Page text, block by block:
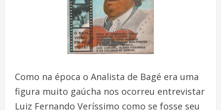
Como na época o Analista de Bagé era uma
figura muito gaúcha nos ocorreu entrevistar
Luiz Fernando Veríssimo como se fosse seu